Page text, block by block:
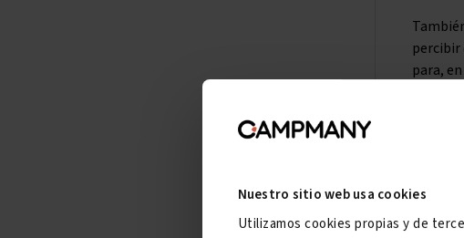
Nuestro sitio web usa cookies
Utilizamos cookies propias y de
percibir
para,
Por